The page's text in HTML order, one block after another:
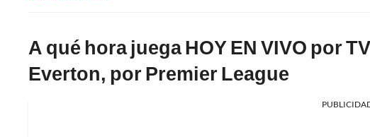
A qué hora juega HOY EN VIVO por
Everton, por Premier League